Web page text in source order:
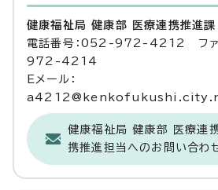
健康福祉局 健康部 医療連携推進
電話番号：052-972-4212 ファ
972-4214
Eメール：
健康福祉局 健康部 医療連
携推進担当へのお問い合わ